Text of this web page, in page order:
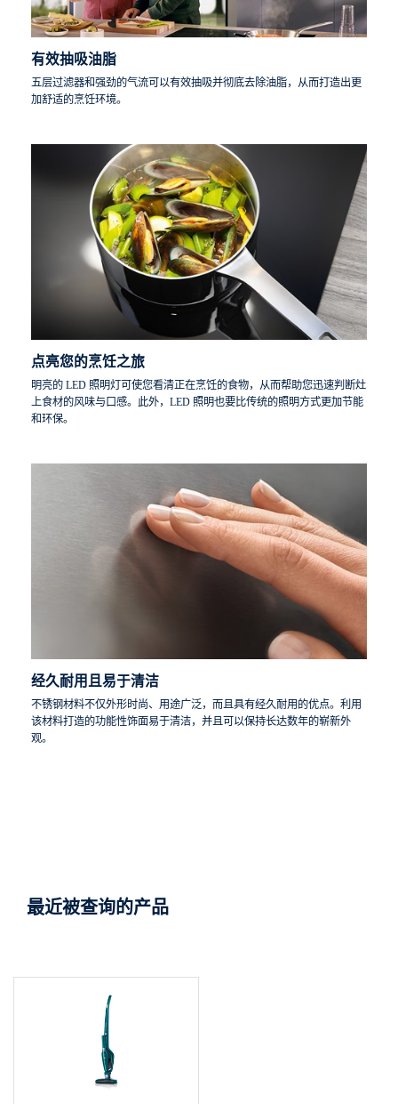
有效抽吸油脂
五层过滤器和强劲的气流可以有效抽吸并彻底去除油脂，从而打造出更
加舒适的烹饪环境。
点亮您的烹饪之旅
明亮的 LED 照明灯可使您看清正在烹饪的食物，从而帮助您迅速判断灶
上食材的风味与口感。此外，LED 照明也要比传统的照明方式更加节能
和环保。
经久耐用且易于清洁
不锈钢材料不仅外形时尚、用途广泛，而且具有经久耐用的优点。利用
该材料打造的功能性饰面易于清洁，并且可以保持长达数年的崭新外
观。
最近被查询的产品